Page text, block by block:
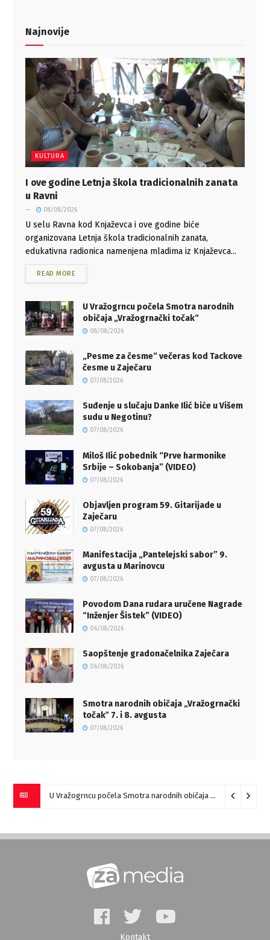
Najnovije
KULTURA
I ove godine Letnja škola tradicionalnih zanata
u Ravni
08/08/2026
U selu Ravna kod Knjaževca i ove godine biće
organizovana Letnja škola tradicionalnih zanata,
edukativna radionica namenjena mladima iz Knjaževca...
READ MORE
U Vražogrncu počela Smotra narodnih
običaja „Vražogrnački točak“
08/08/2026
„Pesme za česme“ večeras kod Tackove
česme u Zaječaru
07/08/2026
Suđenje u slučaju Danke Ilić biće u Višem
sudu u Negotinu?
07/08/2026
Miloš Ilić pobednik “Prve harmonike
Srbije – Sokobanja” (VIDEO)
07/08/2026
Objavljen program 59. Gitarijade u
Zaječaru
07/08/2026
Manifestacija „Pantelejski sabor” 9.
avgusta u Marinovcu
07/08/2026
Povodom Dana rudara uručene Nagrade
“Inženjer Šistek” (VIDEO)
06/08/2026
Saopštenje gradonačelnika Zaječara
06/08/2026
Smotra narodnih običaja „Vražogrnački
točakˮ 7. i 8. avgusta
07/08/2026
U Vražogrncu počela Smotra narodnih običaja „Vražogrnački točak“
Kontakt